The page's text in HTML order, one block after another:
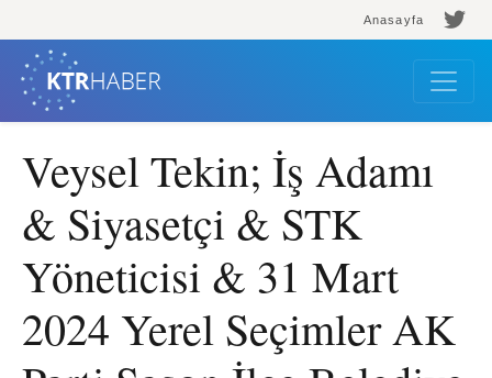
Anasayfa
Veysel Tekin; İş Adamı
& Siyasetçi & STK
Yöneticisi & 31 Mart
2024 Yerel Seçimler AK